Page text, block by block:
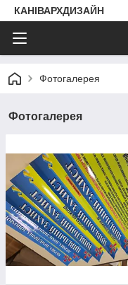
КАНІВАРХДИЗАЙН
Фотогалерея
Фотогалерея